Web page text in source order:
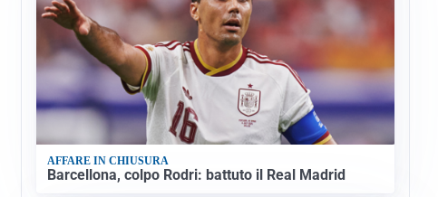
AFFARE IN CHIUSURA
Barcellona, colpo Rodri: battuto il Real Madrid